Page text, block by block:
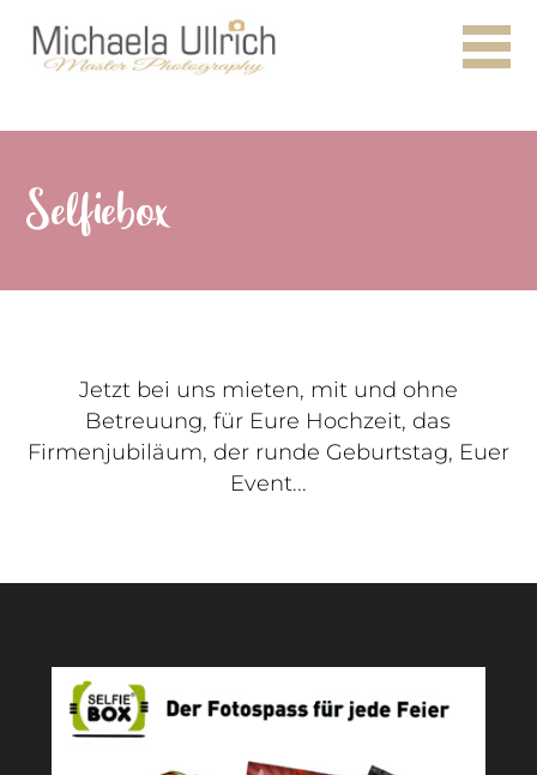
Selfiebox
Jetzt bei uns mieten, mit und ohne
Betreuung, für Eure Hochzeit, das
Firmenjubiläum, der runde Geburtstag, Euer
Event...